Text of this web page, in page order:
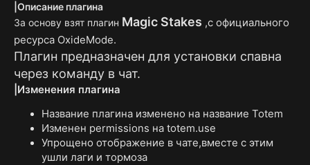
а
н
и
я
|Описание плагина
За основу взят плагин Magic Stakes ,с официального
ресурса OxideMode.
Плагин предназначен для установки спавна
через команду в чат.
|Изменения плагина
Название плагина изменено на название Totem
Изменен permissions на totem.use
Упрощено отображение в чате,вместе с этим
ушли лаги и тормоза